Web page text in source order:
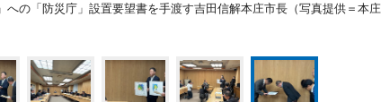
の「防災庁」設置要望書を手渡す吉田信解本庄市長（写真提供＝本庄